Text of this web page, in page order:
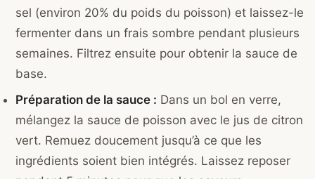
sel (environ 20% du poids du poisson) et laissez-le
fermenter dans un frais sombre pendant plusieurs
semaines. Filtrez ensuite pour obtenir la sauce de
base.
Préparation de la sauce : Dans un bol en verre,
mélangez la sauce de poisson avec le jus de citron
vert. Remuez doucement jusqu’à ce que les
ingrédients soient bien intégrés. Laissez reposer